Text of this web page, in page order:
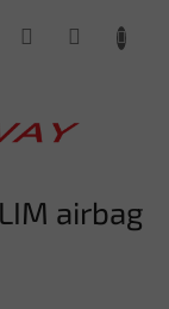
airbag